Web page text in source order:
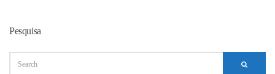
Pesquisa